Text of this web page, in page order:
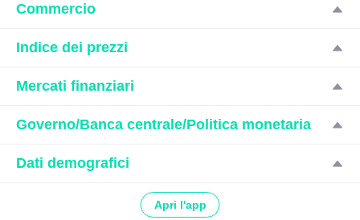
Commercio
Indice dei prezzi
Mercati finanziari
Governo/Banca centrale/Politica monetaria
Dati demografici
Apri l'app